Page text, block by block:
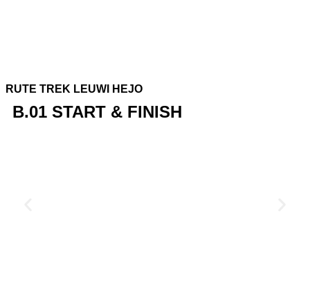
RUTE TREK LEUWI HEJO
B.01 START & FINISH